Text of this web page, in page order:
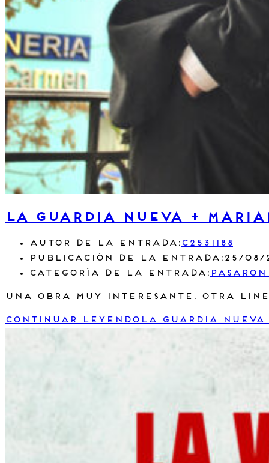
LA GUARDIA NUEVA +
Autor de la entrada: c2531188
Publicación de la entrada: 25/08/
Categoría de la entrada:
Una obra muy interesante. Otra
Continuar leyendo LA GUARDIA